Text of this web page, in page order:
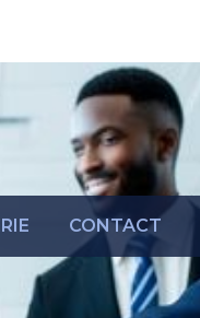
CONTACT